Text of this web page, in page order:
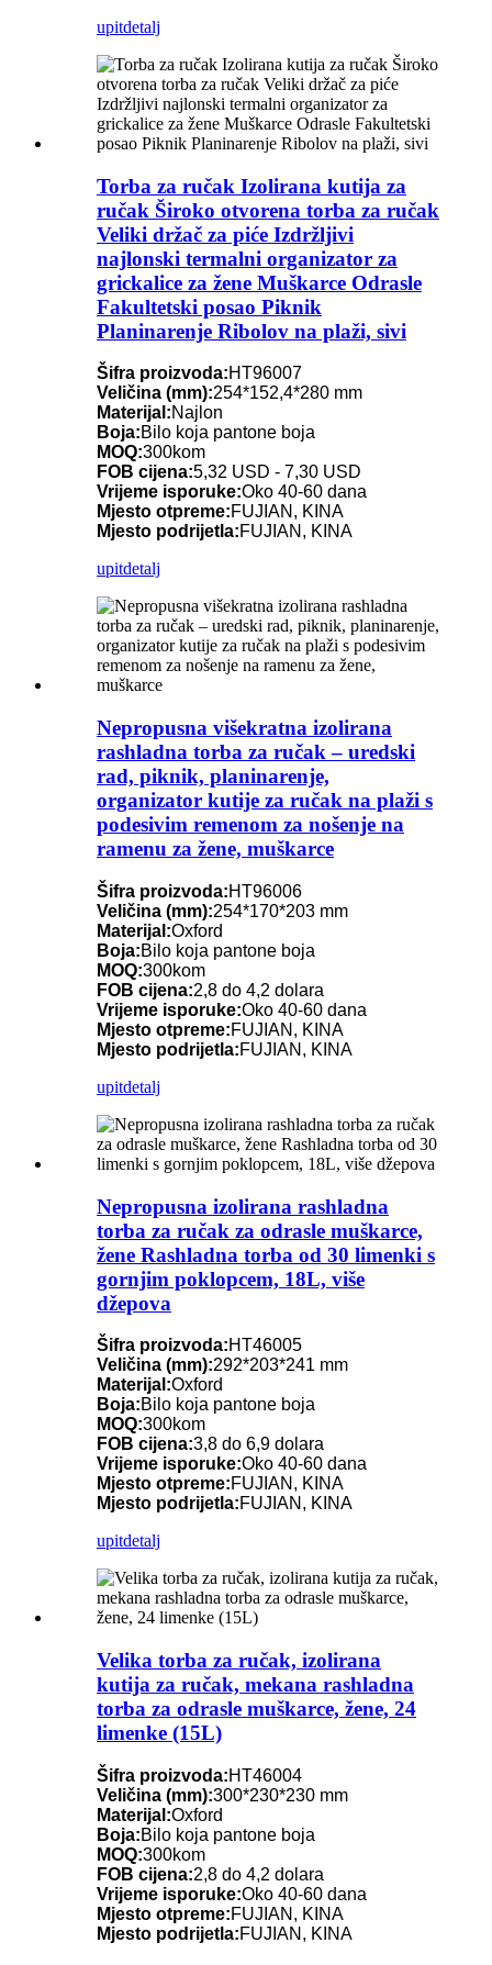
upitdetalj
Torba za ručak Izolirana kutija za
ručak Široko otvorena torba za ručak
Veliki držač za piće Izdržljivi
najlonski termalni organizator za
grickalice za žene Muškarce Odrasle
Fakultetski posao Piknik
Planinarenje Ribolov na plaži, sivi
Šifra proizvoda:HT96007
Veličina (mm):254*152,4*280 mm
Materijal:Najlon
Boja:Bilo koja pantone boja
MOQ:300kom
FOB cijena:5,32 USD - 7,30 USD
Vrijeme isporuke:Oko 40-60 dana
Mjesto otpreme:FUJIAN, KINA
Mjesto podrijetla:FUJIAN, KINA
upitdetalj
Nepropusna višekratna izolirana
rashladna torba za ručak – uredski
rad, piknik, planinarenje,
organizator kutije za ručak na plaži s
podesivim remenom za nošenje na
ramenu za žene, muškarce
Šifra proizvoda:HT96006
Veličina (mm):254*170*203 mm
Materijal:Oxford
Boja:Bilo koja pantone boja
MOQ:300kom
FOB cijena:2,8 do 4,2 dolara
Vrijeme isporuke:Oko 40-60 dana
Mjesto otpreme:FUJIAN, KINA
Mjesto podrijetla:FUJIAN, KINA
upitdetalj
Nepropusna izolirana rashladna
torba za ručak za odrasle muškarce,
žene Rashladna torba od 30 limenki s
gornjim poklopcem, 18L, više
džepova
Šifra proizvoda:HT46005
Veličina (mm):292*203*241 mm
Materijal:Oxford
Boja:Bilo koja pantone boja
MOQ:300kom
FOB cijena:3,8 do 6,9 dolara
Vrijeme isporuke:Oko 40-60 dana
Mjesto otpreme:FUJIAN, KINA
Mjesto podrijetla:FUJIAN, KINA
upitdetalj
Velika torba za ručak, izolirana
kutija za ručak, mekana rashladna
torba za odrasle muškarce, žene, 24
limenke (15L)
Šifra proizvoda:HT46004
Veličina (mm):300*230*230 mm
Materijal:Oxford
Boja:Bilo koja pantone boja
MOQ:300kom
FOB cijena:2,8 do 4,2 dolara
Vrijeme isporuke:Oko 40-60 dana
Mjesto otpreme:FUJIAN, KINA
Mjesto podrijetla:FUJIAN, KINA